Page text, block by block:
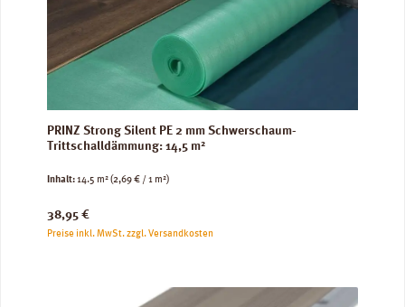
PRINZ Strong Silent PE 2 mm Schwerschaum-
Trittschalldämmung: 14,5 m²
Inhalt:14.5 m²(2,69 € / 1 m²)
Regulärer Preis:
38,95 €
Preise inkl. MwSt. zzgl. Versandkosten